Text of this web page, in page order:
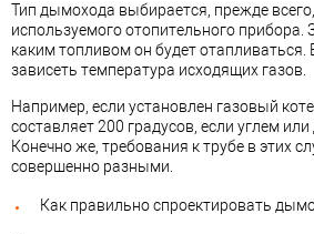
Тип дымохода выбирается, прежде
используемого отопительного прибора.
каким топливом он будет отапливаться.
зависеть температура исходящих газов.
Например, если установлен газовый
составляет 200 градусов, если углем
Конечно же, требования к трубе в этих
совершенно разными.
Как правильно спроектировать